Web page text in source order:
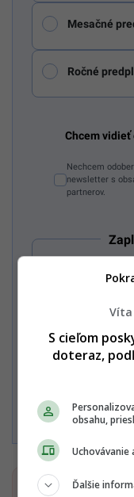
Mesačné
Ročné
Chcem vidieť
Nechcem
newsletter s
partnerov.
Súhlasím s
používania,
Dostaň
S cieľom
doteraz,
obsahu,
Ďalšie